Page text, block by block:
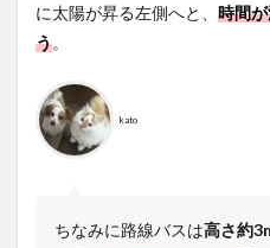
に太陽が昇る左側へと、 時間
う。
kato
ちなみに路線バスは高さ約